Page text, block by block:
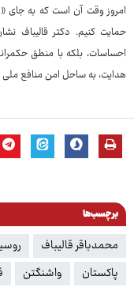
امروز وقت آن است که به جای
حمایت کنیم. دکتر قالیباف
احساسات، بلکه با منطق
هدایت، به ساحل امن منافع
برچسب‌ها
محمدباقر قالیباف
پاکستان
واشنگتن